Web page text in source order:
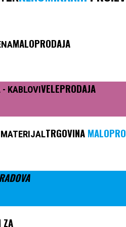
MALOPRODAJA
- KABLOVIVELEPRODAJA
MATERIJALTRGOVINA
ZA